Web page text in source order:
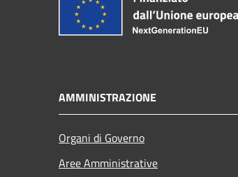
AMMINISTRAZIONE
Organi di Governo
Aree Amministrative